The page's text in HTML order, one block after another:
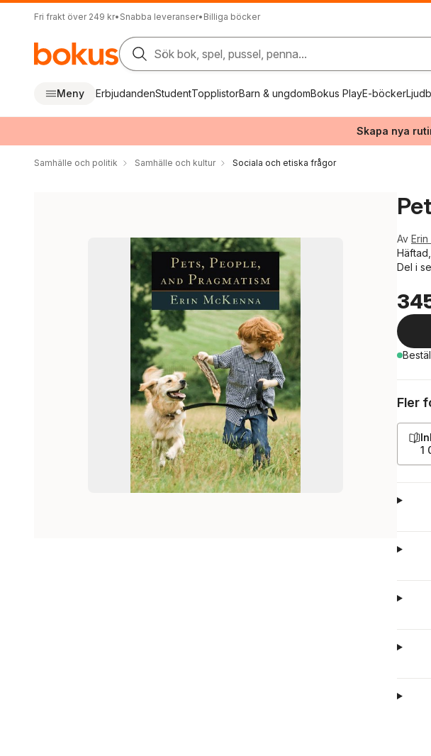
Fri frakt över 249 kr• Snabba leveranser• Billiga böcker
Sök bok, spel, pussel, penna...
Meny ErbjudandenStudentTopplistorBarn & ungdomBokus PlayE-böcker
Skapa nya
Samhälle och politik Samhälle och kultur Sociala och etiska frågor
Av Erin
Del i
Fler
1